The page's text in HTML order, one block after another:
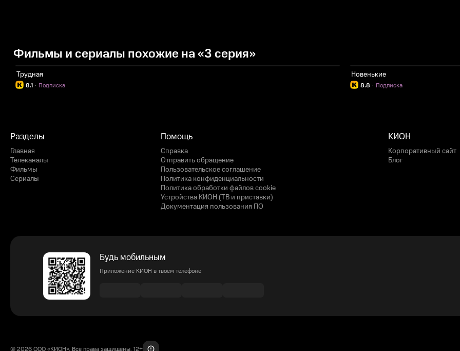
Фильмы и сериалы похожие на «3 серия»
Трудная
8.1 Подписка
·
Новенькие
8.8 Подписка
·
Разделы
Главная
Телеканалы
Фильмы
Сериалы
Помощь
Справка
Отправить обращение
Пользовательское соглашение
Политика конфиденциальности
Политика обработки файлов cookie
Устройства КИОН (ТВ и приставки)
Документация пользования ПО
КИОН
Корпоративный сайт
Блог
Будь мобильным
Приложение КИОН в твоем телефоне
© 2026 ООО «КИОН». Все права защищены. 12+